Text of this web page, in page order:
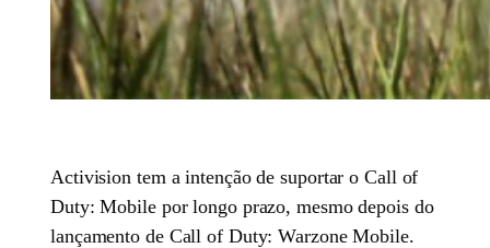
Activision tem a intenção de suportar o Call of
Duty: Mobile por longo prazo, mesmo depois do
lançamento de Call of Duty: Warzone Mobile.